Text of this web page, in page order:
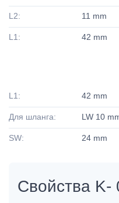
L2: 11 mm
L1: 42 mm
L1: 42 mm
Для шланга: LW 10
SW: 24 mm
Свойства K-